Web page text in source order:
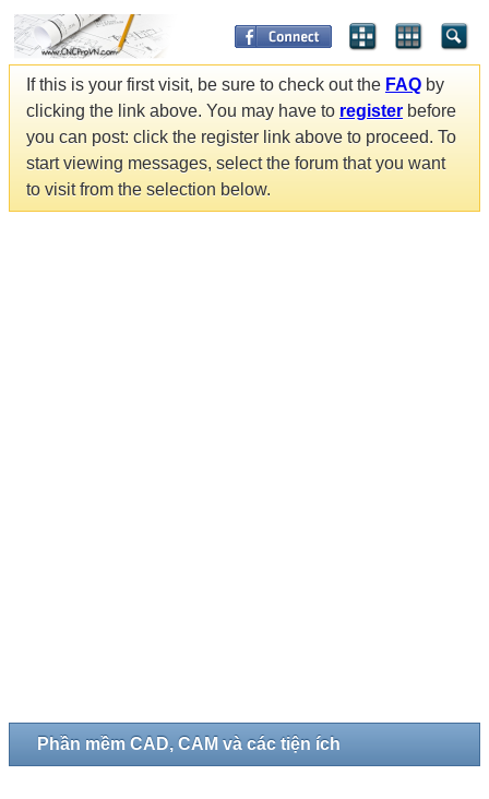
If this is your first visit, be sure to check out the FAQ by
clicking the link above. You may have to register before
you can post: click the register link above to proceed. To
start viewing messages, select the forum that you want
to visit from the selection below.
Phần mềm CAD, CAM và các tiện ích